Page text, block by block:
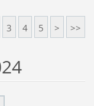
3 4 5 > >>